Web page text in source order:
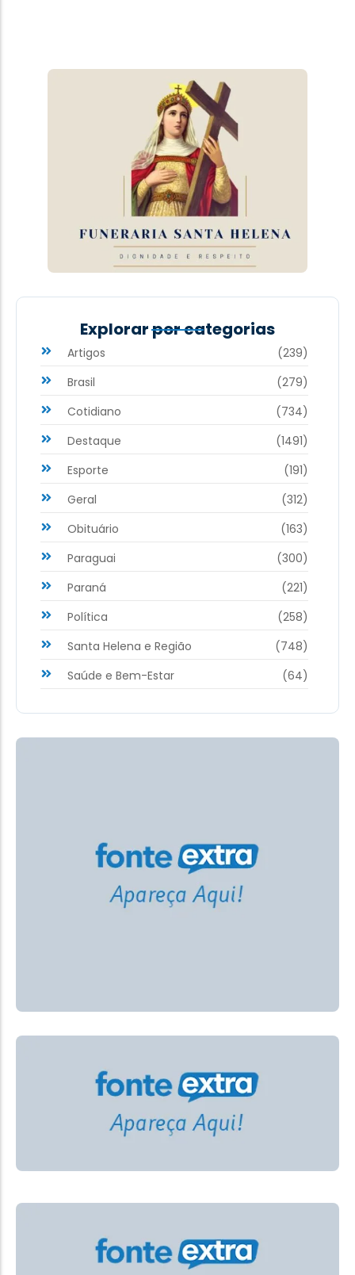
Explorar por categorias
Artigos
(239)
Brasil
(279)
Cotidiano
(734)
Destaque
(1491)
Esporte
(191)
Geral
(312)
Obituário
(163)
Paraguai
(300)
Paraná
(221)
Política
(258)
Santa Helena e Região
(748)
Saúde e Bem-Estar
(64)